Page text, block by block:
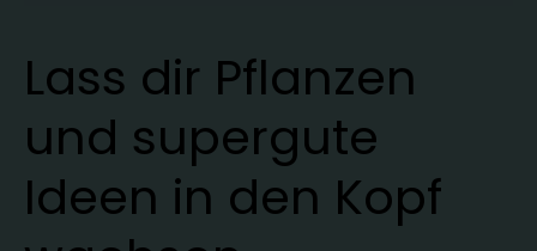
Lass dir Pflanzen
und supergute
Ideen in den Kopf